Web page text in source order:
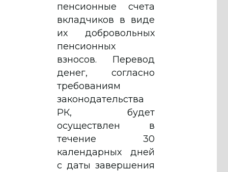
пенсионные счета
вкладчиков в виде
их добровольных
пенсионных
взносов. Перевод
денег, согласно
требованиям
законодательства
РК, будет
осуществлен в
течение 30
календарных дней
с даты завершения